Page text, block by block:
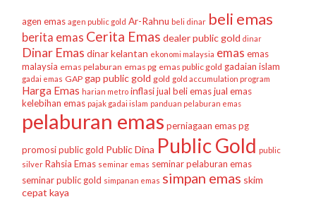
agen emas agen public gold Ar-Rahnu beli dinar beli emas
berita emas Cerita Emas dealer public gold dinar
Dinar Emas dinar kelantan ekonomi malaysia emas emas
malaysia emas pelaburan emas pg emas public gold gadaian islam
gadai emas GAP gap public gold gold gold accumulation program
Harga Emas harian metro inflasijual beli emasjual emas
kelebihan emas pajak gadai islam panduan pelaburan emas
pelaburan emas perniagaan emaspg
promosi public gold Public Dina Public Gold public
silver Rahsia Emas seminar emas seminar pelaburan emas
seminar public gold simpanan emas simpan emas skim
cepat kaya